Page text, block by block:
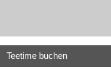
Teetime buchen